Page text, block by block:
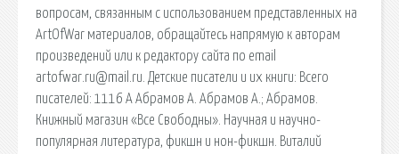
вопросам, связанным с использованием представленных на
ArtOfWar материалов, обращайтесь напрямую к авторам
произведений или к редактору сайта по email
artofwar.ru@mail.ru. Детские писатели и их книги: Всего
писателей: 1116 А Абрамов А. Абрамов А.; Абрамов.
Книжный магазин «Все Свободны». Научная и научно-
популярная литература, фикшн и нон-фикшн. Виталий